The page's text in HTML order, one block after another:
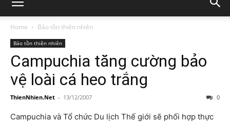
Home Bảo tồn thiên nhiên
Bảo tồn thiên nhiên
Campuchia tăng cường bảo
vệ loài cá heo trắng
ThienNhien.Net - 13/12/2007 0
Campuchia và Tổ chức Du lịch Thế giới sẽ phối hợp thực